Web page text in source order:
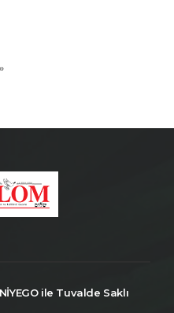
ile Tuvalde Saklı